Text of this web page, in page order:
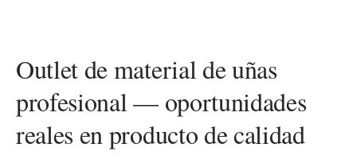
Outlet de material de uñas
profesional — oportunidades
reales en producto de calidad